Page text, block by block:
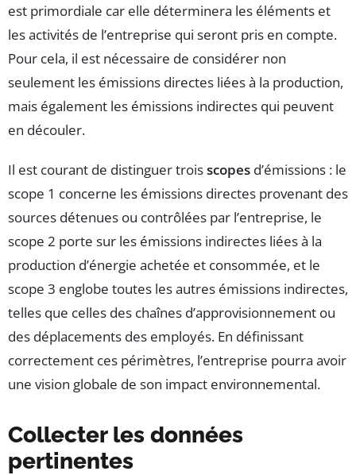
est primordiale car elle déterminera les éléments et
les activités de l’entreprise qui seront pris en compte.
Pour cela, il est nécessaire de considérer non
seulement les émissions directes liées à la production,
mais également les émissions indirectes qui peuvent
en découler.
Il est courant de distinguer troisscopes d’émissions : le
scope 1 concerne les émissions directes provenant des
sources détenues ou contrôlées par l’entreprise, le
scope 2 porte sur les émissions indirectes liées à la
production d’énergie achetée et consommée, et le
scope 3 englobe toutes les autres émissions indirectes,
telles que celles des chaînes d’approvisionnement ou
des déplacements des employés. En définissant
correctement ces périmètres, l’entreprise pourra avoir
une vision globale de son impact environnemental.
Collecter les données
pertinentes